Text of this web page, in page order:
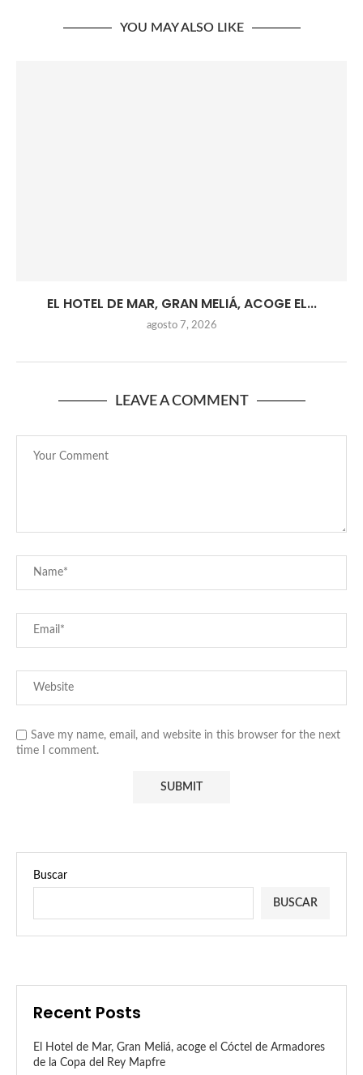
YOU MAY ALSO LIKE
EL HOTEL DE MAR, GRAN MELIÁ, ACOGE EL...
agosto 7, 2026
LEAVE A COMMENT
Save my name, email, and website in this browser for the next
time I comment.
Buscar
BUSCAR
Recent Posts
El Hotel de Mar, Gran Meliá, acoge el Cóctel de Armadores
de la Copa del Rey Mapfre